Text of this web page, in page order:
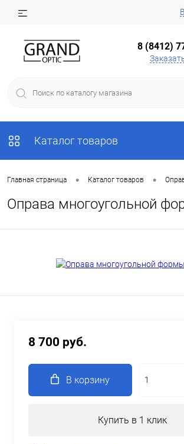
8 (8412)
Каталог товаров
Главная страница • Каталог товаров •
Оправа многоугольной
8 700 руб.
В корзину
Купить в 1 клик